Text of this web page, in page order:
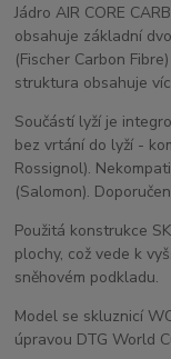
Jádro AIR CORE
obsahuje základní
(Fischer Carbon
struktura obsahuje
Součástí lyží je
bez vrtání do lyží -
Rossignol).
(Salomon).
Použitá konstrukce
plochy, což vede k
sněhovém podkladu.
Model se skluznicí
úpravou DTG World